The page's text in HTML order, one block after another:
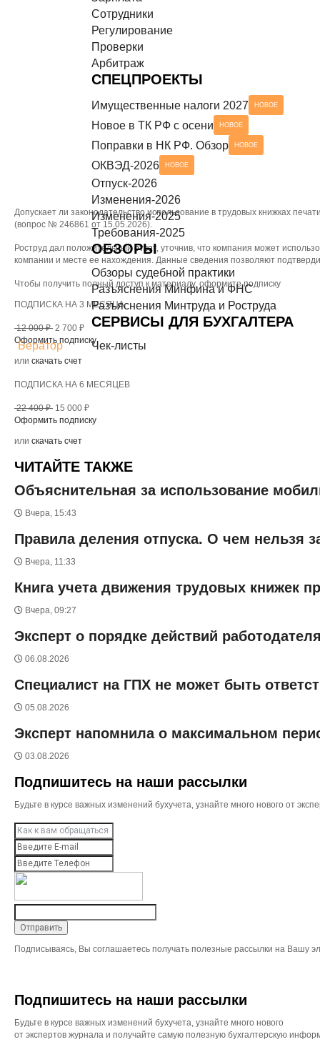
Разъяснения Минтруда и Роструда
СЕРВИСЫ ДЛЯ БУХГАЛТЕРА
Бератор
Сотрудники
Регулирование
Проверки
Арбитраж
СПЕЦПРОЕКТЫ
Имущественные налоги 2027 НОВОЕ
Новое в ТК РФ с осени НОВОЕ
Поправки в НК РФ. Обзор НОВОЕ
ОКВЭД-2026 НОВОЕ
Отпуск-2026
Изменения-2026
Изменения-2025
Требования-2025
ОБЗОРЫ
Обзоры судебной практики
Разъяснения Минфина и ФНС
Разъяснения Минтруда и Роструда
СЕРВИСЫ ДЛЯ БУХГАЛТЕРА
Чек-листы
Допускает ли законодательство использование в трудовых книжках
(вопрос № 246861 от 15.05.2026).
Роструд дал положительныйответ, уточнив, что компания может
компании и месте ее нахождения. Данные сведения позволяют
Чтобы получить полный доступ к материалу, оформите подписку
ПОДПИСКА НА 3 МЕСЯЦА
12 000 ₽ 2 700 ₽
Оформить подписку
или скачать счет
ПОДПИСКА НА 6 МЕСЯЦЕВ
22 400 ₽ 15 000 ₽
Оформить подписку
или скачать счет
ЧИТАЙТЕ ТАКЖЕ
Объяснительная за использование
Вчера, 15:43
Правила деления отпуска. О чем нельзя
Вчера, 11:33
Книга учета движения трудовых книжек
Вчера, 09:27
Эксперт о порядке действий
06.08.2026
Специалист на ГПХ не может быть
05.08.2026
Эксперт напомнила о максимальном
03.08.2026
Подпишитесь на наши рассылки
Будьте в курсе важных изменений бухучета, узнайте много нового от
Подписываясь, Вы соглашаетесь получать полезные рассылки на Вашу
Подпишитесь на наши рассылки
Будьте в курсе важных изменений бухучета, узнайте много нового
от экспертов журнала и получайте самую полезную бухгалтерскую